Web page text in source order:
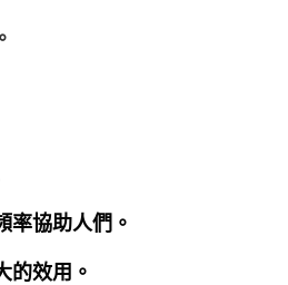
率協助人們 。
的效用 。